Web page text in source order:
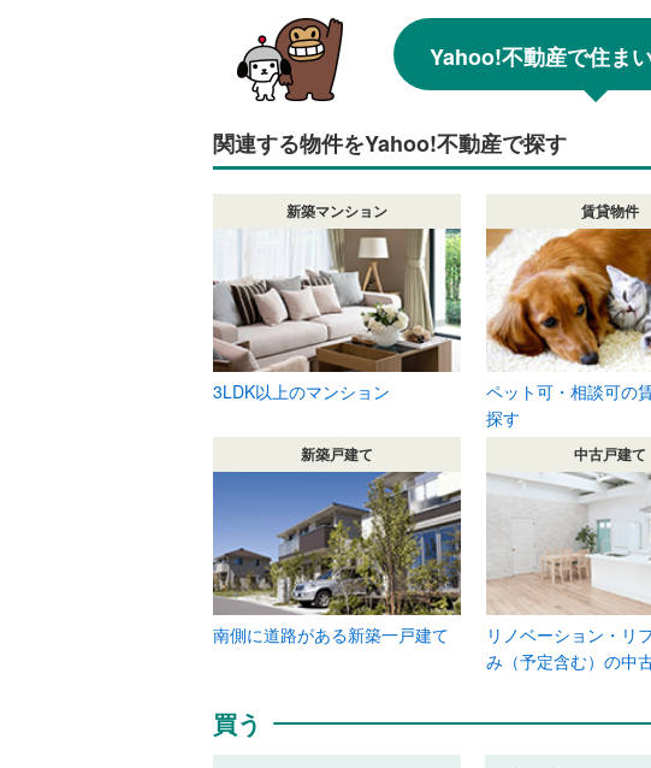
Yahoo!不動産で住ま
関連する物件をYahoo!不動産で探す
新築マンション
3LDK以上のマンション
賃貸物件
ペット可・相談可の
探す
新築戸建て
南側に道路がある新築一戸建て
中古戸建て
リノベーション・リ
み（予定含む）の中
買う